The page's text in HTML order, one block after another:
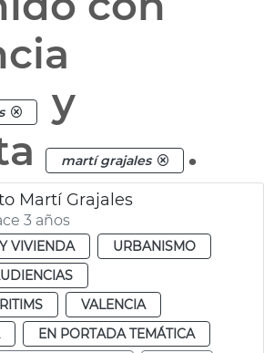
y
martí grajales .
Martí Grajales
3 años
VIVIENDA
URBANISMO
VALENCIA
EN PORTADA TEMÁTICA